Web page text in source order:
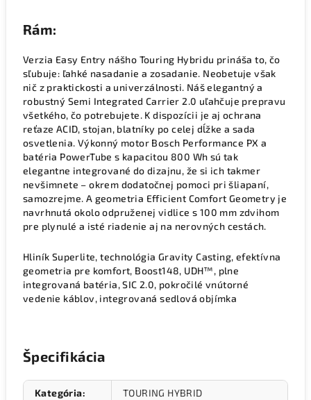
Rám:
Verzia Easy Entry nášho Touring Hybridu prináša to, čo
sľubuje: ľahké nasadanie a zosadanie. Neobetuje však
nič z praktickosti a univerzálnosti. Náš elegantný a
robustný Semi Integrated Carrier 2.0 uľahčuje prepravu
všetkého, čo potrebujete. K dispozícii je aj ochrana
reťaze ACID, stojan, blatníky po celej dĺžke a sada
osvetlenia. Výkonný motor Bosch Performance PX a
batéria PowerTube s kapacitou 800 Wh sú tak
elegantne integrované do dizajnu, že si ich takmer
nevšimnete – okrem dodatočnej pomoci pri šliapaní,
samozrejme. A geometria Efficient Comfort Geometry je
navrhnutá okolo odpruženej vidlice s 100 mm zdvihom
pre plynulé a isté riadenie aj na nerovných cestách.
Hliník Superlite, technológia Gravity Casting, efektívna
geometria pre komfort, Boost148, UDH™, plne
integrovaná batéria, SIC 2.0, pokročilé vnútorné
vedenie káblov, integrovaná sedlová objímka
Špecifikácia
Kategória: TOURING HYBRID